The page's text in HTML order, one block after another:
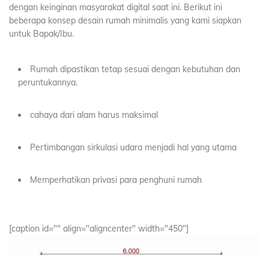
dengan keinginan masyarakat digital saat ini. Berikut ini
beberapa konsep desain rumah minimalis yang kami siapkan
untuk Bapak/Ibu.
Rumah dipastikan tetap sesuai dengan kebutuhan dan
peruntukannya.
cahaya dari alam harus maksimal
Pertimbangan sirkulasi udara menjadi hal yang utama
Memperhatikan privasi para penghuni rumah
[caption id="" align="aligncenter" width="450"]